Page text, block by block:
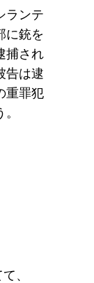
ランテ
に銃を
捕され
告は逮
重罪犯
、